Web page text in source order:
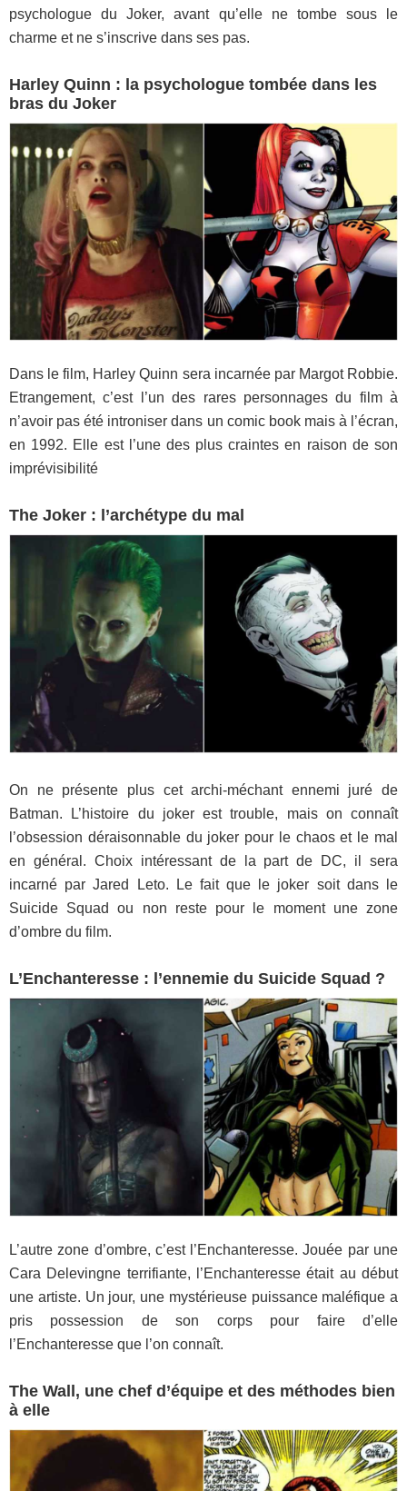
psychologue du Joker, avant qu’elle ne tombe sous le
charme et ne s’inscrive dans ses pas.
Harley Quinn : la psychologue tombée dans les
bras du Joker
Dans le film, Harley Quinn sera incarnée par Margot Robbie.
Etrangement, c’est l’un des rares personnages du film à
n’avoir pas été introniser dans un comic book mais à l’écran,
en 1992. Elle est l’une des plus craintes en raison de son
imprévisibilité
The Joker : l’archétype du mal
On ne présente plus cet archi-méchant ennemi juré de
Batman. L’histoire du joker est trouble, mais on connaît
l’obsession déraisonnable du joker pour le chaos et le mal
en général. Choix intéressant de la part de DC, il sera
incarné par Jared Leto. Le fait que le joker soit dans le
Suicide Squad ou non reste pour le moment une zone
d’ombre du film.
L’Enchanteresse : l’ennemie du Suicide Squad ?
L’autre zone d’ombre, c’est l’Enchanteresse. Jouée par une
Cara Delevingne terrifiante, l’Enchanteresse était au début
une artiste. Un jour, une mystérieuse puissance maléfique a
pris possession de son corps pour faire d’elle
l’Enchanteresse que l’on connaît.
The Wall, une chef d’équipe et des méthodes bien
à elle